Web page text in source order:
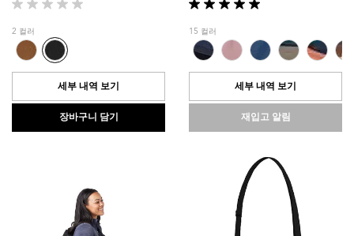
별
5
개
중
0.0
입
다.
2 컬러
세부 내역 보기
장바구니 담기
별
5
개
중
5.0
입
다.
15 컬러
세부 내역 보기
재입고 알림